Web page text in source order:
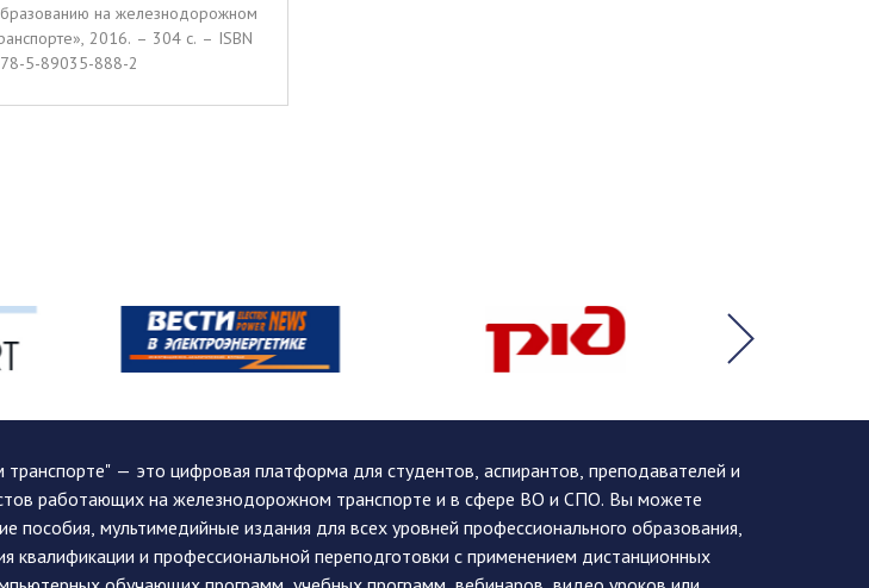
на железнодорожном
2016. – 304 c. – ISBN
5-89035-888-2
— это цифровая платформа для студентов, аспирантов, преподавателей и
работающих на железнодорожном транспорте и в сфере ВО и СПО. Вы можете
мультимедийные издания для всех уровней профессионального образования,
и профессиональной переподготовки с применением дистанционных